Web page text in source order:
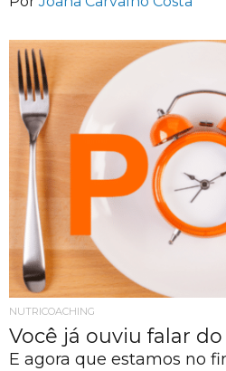
NUTRICOACHING
Você já ouviu falar
E agora que estamos no